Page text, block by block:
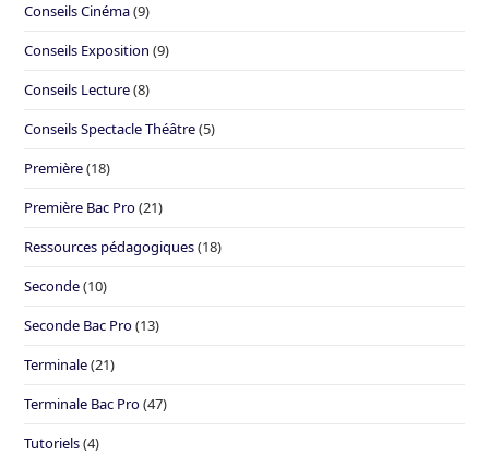
Conseils Cinéma(9)
Conseils Exposition (9)
Conseils Lecture(8)
Conseils Spectacle Théâtre(5)
Première(18)
Première Bac Pro(21)
Ressources pédagogiques(18)
Seconde(10)
Seconde Bac Pro(13)
Terminale(21)
Terminale Bac Pro(47)
Tutoriels(4)